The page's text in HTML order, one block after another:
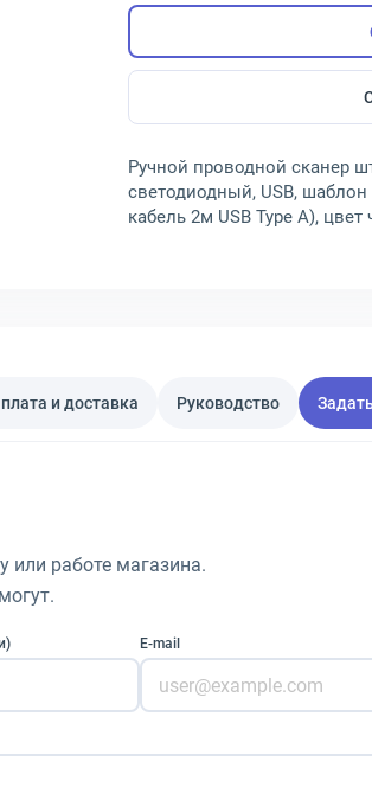
Ручной проводной сканер
светодиодный, USB, шаблон
кабель 2м USB Type A),
и доставка Руководство
или работе магазина.
E-mail